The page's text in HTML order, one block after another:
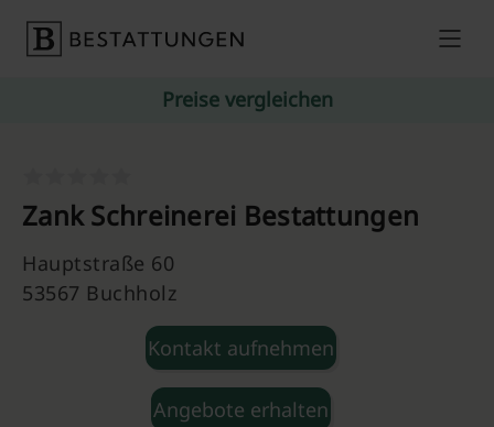
Preise vergleichen
Zank Schreinerei Bestattungen
Hauptstraße 60
53567 Buchholz
Kontakt aufnehmen
Angebote erhalten